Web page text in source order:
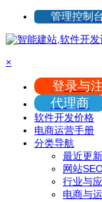
管理控制
×
登录与
代理商
软件开发价格
电商运营手册
分类导航
最近更新
网站
行业与
电商与